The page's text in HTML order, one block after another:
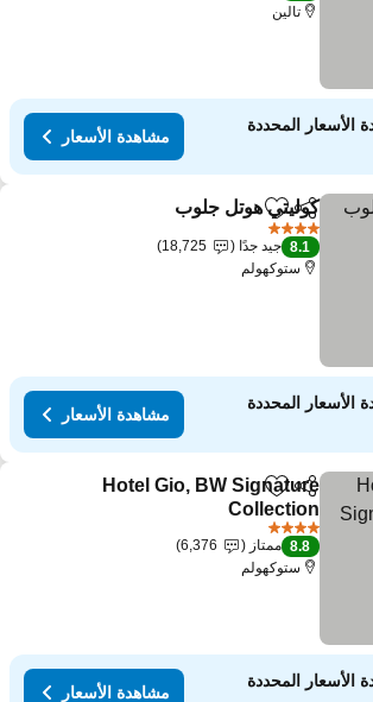
تالين
الأسعار المحددة
مشاهدة الأسعار
مشاركةAdd to favorites
كوليتي هوتل جلوب
8.1 جيد جدًا
18,725
ستوكهولم
الأسعار المحددة
مشاهدة الأسعار
مشاركةAdd to favorites
Hotel Gio, BW Signature
Collection
8.8 ممتاز
6,376
ستوكهولم
الأسعار المحددة
مشاهدة الأسعار